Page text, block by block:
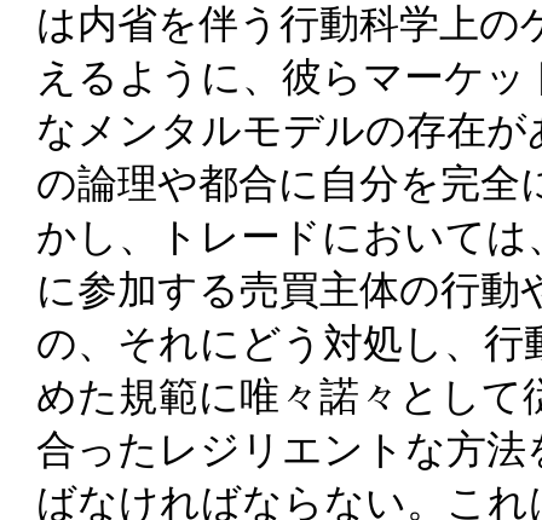
は内省を伴う行動科学上
えるように、彼らマーケ
なメンタルモデルの存在
の論理や都合に自分を完
かし、トレードにおいて
に参加する売買主体の行
の、それにどう対処し、
めた規範に唯々諾々とし
合ったレジリエントな方
ばなければならない。こ